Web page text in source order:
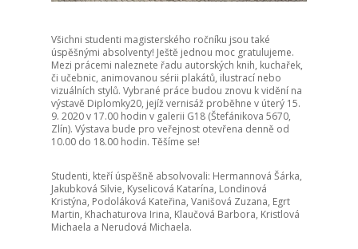
Všichni studenti magisterského ročníku jsou také
úspěšnými absolventy! Ještě jednou moc gratulujeme.
Mezi prácemi naleznete řadu autorských knih, kuchařek,
či učebnic, animovanou sérii plakátů, ilustrací nebo
vizuálních stylů. Vybrané práce budou znovu k vidění na
výstavě Diplomky20, jejíž vernisáž proběhne v úterý 15.
9. 2020 v 17.00 hodin v galerii G18 (Štefánikova 5670,
Zlín). Výstava bude pro veřejnost otevřena denně od
10.00 do 18.00 hodin. Těšíme se!
Studenti, kteří úspěšně absolvovali: Hermannová Šárka,
Jakubková Silvie, Kyselicová Katarína, Londinová
Kristýna, Podoláková Kateřina, Vanišová Zuzana, Egrt
Martin, Khachaturova Irina, Klaučová Barbora, Kristlová
Michaela a Nerudová Michaela.